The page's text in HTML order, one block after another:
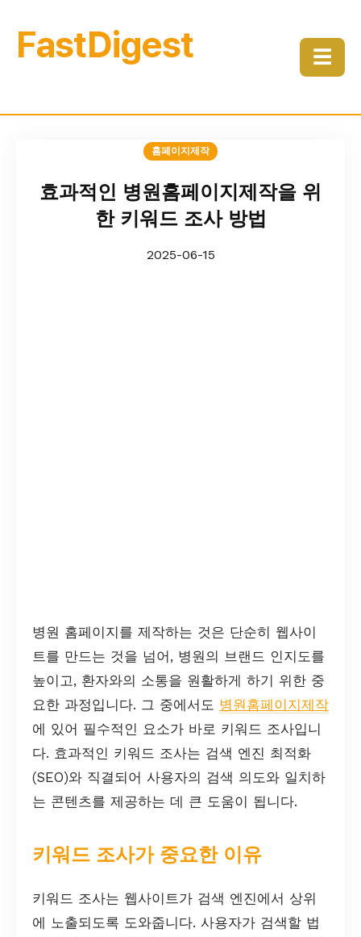
FastDigest ☰
홈페이지제작
효과적인 병원홈페이지제작을 위
한 키워드 조사 방법
2025-06-15
병원 홈페이지를 제작하는 것은 단순히 웹사이
트를 만드는 것을 넘어, 병원의 브랜드 인지도를
높이고, 환자와의 소통을 원활하게 하기 위한 중
요한 과정입니다. 그 중에서도 병원홈페이지제작
에 있어 필수적인 요소가 바로 키워드 조사입니
다. 효과적인 키워드 조사는 검색 엔진 최적화
(SEO)와 직결되어 사용자의 검색 의도와 일치하
는 콘텐츠를 제공하는 데 큰 도움이 됩니다.
키워드 조사가 중요한 이유
키워드 조사는 웹사이트가 검색 엔진에서 상위
에 노출되도록 도와줍니다. 사용자가 검색할 법